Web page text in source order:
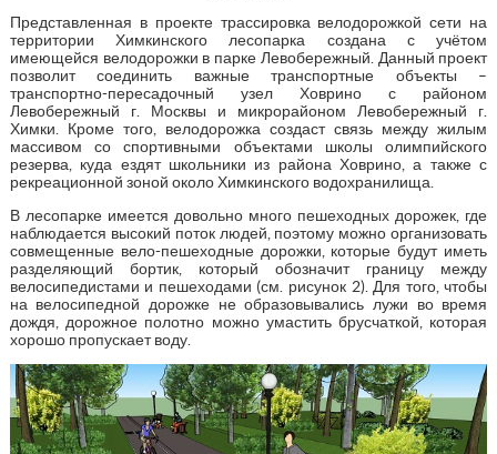
Представленная в проекте трассировка велодорожкой сети на
территории Химкинского лесопарка создана с учётом
имеющейся велодорожки в парке Левобережный. Данный проект
позволит соединить важные транспортные объекты –
транспортно-пересадочный узел Ховрино с районом
Левобережный г. Москвы и микрорайоном Левобережный г.
Химки. Кроме того, велодорожка создаст связь между жилым
массивом со спортивными объектами школы олимпийского
резерва, куда ездят школьники из района Ховрино, а также с
рекреационной зоной около Химкинского водохранилища.
В лесопарке имеется довольно много пешеходных дорожек, где
наблюдается высокий поток людей, поэтому можно организовать
совмещенные вело-пешеходные дорожки, которые будут иметь
разделяющий бортик, который обозначит границу между
велосипедистами и пешеходами (см. рисунок 2). Для того, чтобы
на велосипедной дорожке не образовывались лужи во время
дождя, дорожное полотно можно умастить брусчаткой, которая
хорошо пропускает воду.